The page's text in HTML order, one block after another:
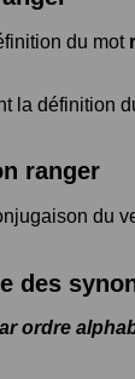
du mot
la définition
ranger
du
des
ordre